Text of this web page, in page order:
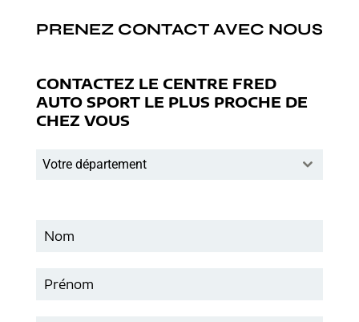
PRENEZ CONTACT AVEC NOUS
CONTACTEZ LE CENTRE FRED
AUTO SPORT LE PLUS PROCHE DE
CHEZ VOUS
Votre département